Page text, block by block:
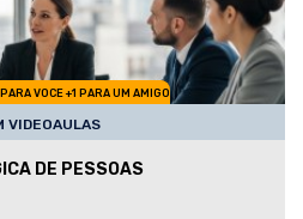
VOCE +1 PARA UM AMIGO
VIDEOAULAS
DE PESSOAS